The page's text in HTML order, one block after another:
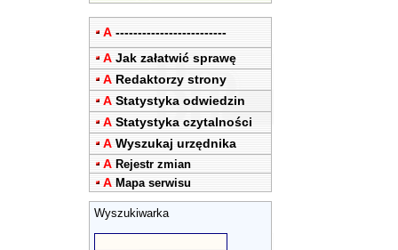
A -------------------------
A Jak załatwić sprawę
A Redaktorzy strony
A Statystyka odwiedzin
A Statystyka czytalności
A Wyszukaj urzędnika
A Rejestr zmian
A Mapa serwisu
Wyszukiwarka